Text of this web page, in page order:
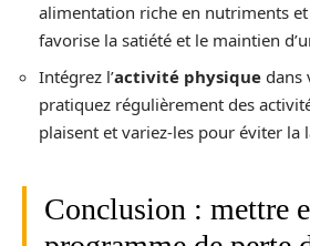
alimentation riche en nutriments
favorise la satiété et le maintien
Intégrez l’activité physique dans
pratiquez régulièrement des
plaisent et variez-les pour éviter la
Conclusion : mettre